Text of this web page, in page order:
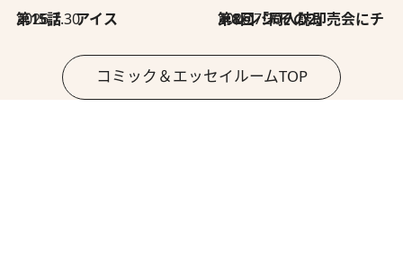
2026.7.30
第15話 アイス 2026.7.30
第8回「同人誌即売会にチャレンジ その2」
コミック＆エッセイルームTOP